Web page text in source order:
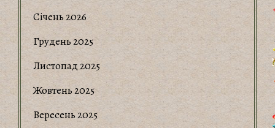
Січень 2026
Грудень 2025
Листопад 2025
Жовтень 2025
Вересень 2025